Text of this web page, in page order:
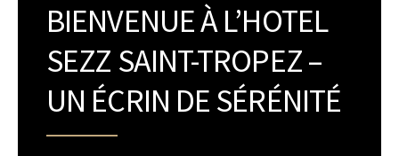
BIENVENUE À L’HOTEL
SEZZ SAINT-TROPEZ –
UN ÉCRIN DE SÉRÉNITÉ